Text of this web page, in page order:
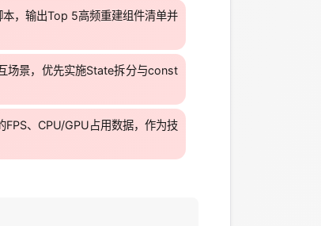
，输出Top 5高频重建组件清单并
场景，优先实施State拆分与const
FPS、CPU/GPU占用数据，作为技